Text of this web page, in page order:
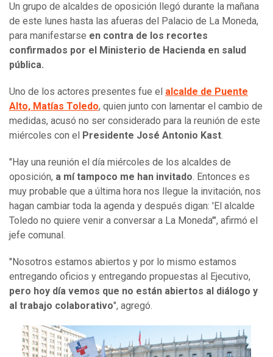
Un grupo de alcaldes de oposición llegó durante la mañana
de este lunes hasta las afueras del Palacio de La Moneda,
para manifestarse en contra de los recortes
confirmados por el Ministerio de Hacienda en salud
pública.
Uno de los actores presentes fue el alcalde de Puente
Alto, Matías Toledo, quien junto con lamentar el cambio de
medidas, acusó no ser considerado para la reunión de este
miércoles con el
Presidente José Antonio Kast.
"Hay una reunión el día miércoles de los alcaldes de
oposición, a mí tampoco me han invitado. Entonces es
muy probable que a última hora nos llegue la invitación, nos
hagan cambiar toda la agenda y después digan: 'El alcalde
Toledo no quiere venir a conversar a La Moneda'", afirmó el
jefe comunal.
"Nosotros estamos abiertos y por lo mismo estamos
entregando oficios y entregando propuestas al Ejecutivo,
pero hoy día vemos que no están abiertos al diálogo y
al trabajo colaborativo", agregó.